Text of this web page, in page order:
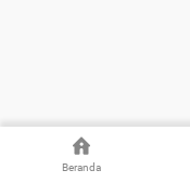
Beranda